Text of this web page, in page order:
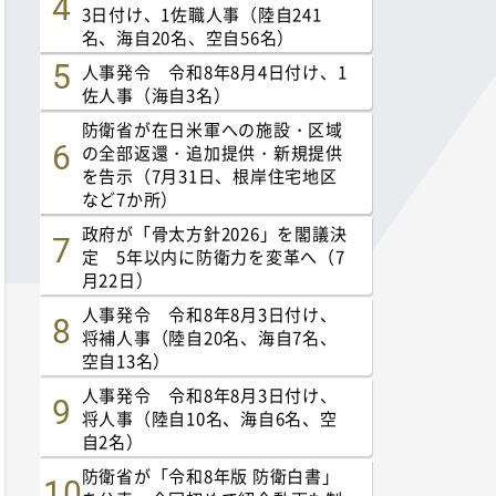
3日付け、1佐職人事（陸自241
名、海自20名、空自56名）
人事発令 令和8年8月4日付け、1
佐人事（海自3名）
防衛省が在日米軍への施設・区域
の全部返還・追加提供・新規提供
を告示（7月31日、根岸住宅地区
など7か所）
政府が「骨太方針2026」を閣議決
定 5年以内に防衛力を変革へ（7
月22日）
人事発令 令和8年8月3日付け、
将補人事（陸自20名、海自7名、
空自13名）
人事発令 令和8年8月3日付け、
将人事（陸自10名、海自6名、空
自2名）
防衛省が「令和8年版 防衛白書」